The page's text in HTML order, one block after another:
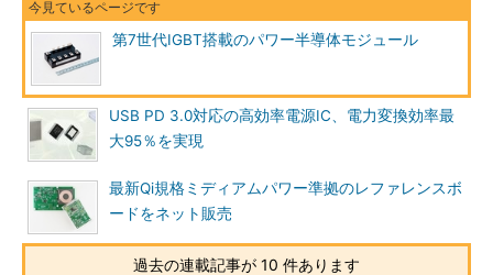
第7世代IGBT搭載のパワー半導体モジュール
USB PD 3.0対応の高効率電源IC、電力変換効率最
大95％を実現
最新Qi規格ミディアムパワー準拠のレファレンスボ
ードをネット販売
過去の連載記事が 10 件あります